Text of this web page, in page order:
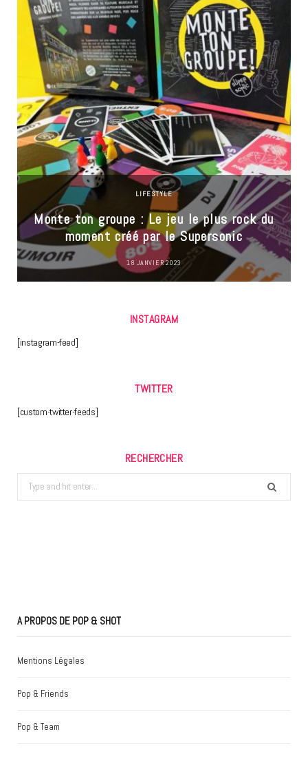
LIFESTYLE
Monte ton groupe : Le jeu le plus rock du
moment créé par le Supersonic
18 JANVIER 2023
INSTAGRAM
[instagram-feed]
TWITTER
[custom-twitter-feeds]
RECHERCHER
Search
for:
A PROPOS DE POP & SHOT
Mentions Légales
Pop & Friends
Pop & Team